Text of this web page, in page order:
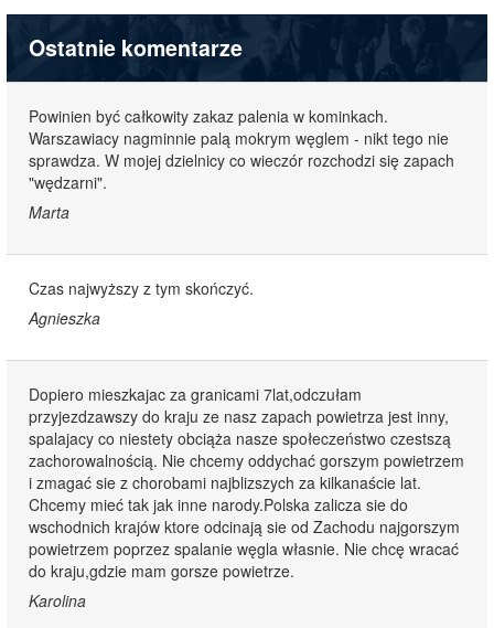
Ostatnie komentarze
Powinien być całkowity zakaz palenia w kominkach.
Warszawiacy nagminnie palą mokrym węglem - nikt tego nie
sprawdza. W mojej dzielnicy co wieczór rozchodzi się zapach
"wędzarni".
Marta
Czas najwyższy z tym skończyć.
Agnieszka
Dopiero mieszkajac za granicami 7lat,odczułam
przyjezdzawszy do kraju ze nasz zapach powietrza jest inny,
spalajacy co niestety obciąża nasze społeczeństwo czestszą
zachorowalnością. Nie chcemy oddychać gorszym powietrzem
i zmagać sie z chorobami najblizszych za kilkanaście lat.
Chcemy mieć tak jak inne narody.Polska zalicza sie do
wschodnich krajów ktore odcinają sie od Zachodu najgorszym
powietrzem poprzez spalanie węgla własnie. Nie chcę wracać
do kraju,gdzie mam gorsze powietrze.
Karolina